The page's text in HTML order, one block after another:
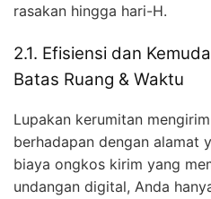
rasakan hingga hari-H.
2.1. Efisiensi dan
Batas Ruang & Waktu
Lupakan kerumitan
berhadapan dengan alamat
biaya ongkos kirim yang
undangan digital, Anda